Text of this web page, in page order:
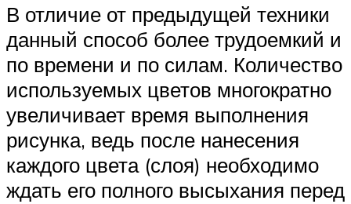
В отличие от предыдущей техники
данный способ более трудоемкий и
по времени и по силам. Количество
используемых цветов многократно
увеличивает время выполнения
рисунка, ведь после нанесения
каждого цвета (слоя) необходимо
ждать его полного высыхания перед